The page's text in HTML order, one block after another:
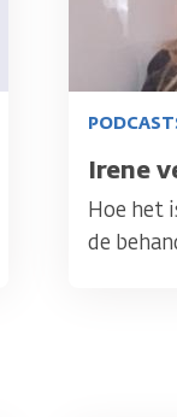
Titel
Irene
Hoe het
de